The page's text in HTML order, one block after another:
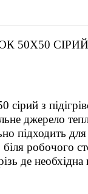
50Х50
з
джерело
підходить
робочого
де необхідна